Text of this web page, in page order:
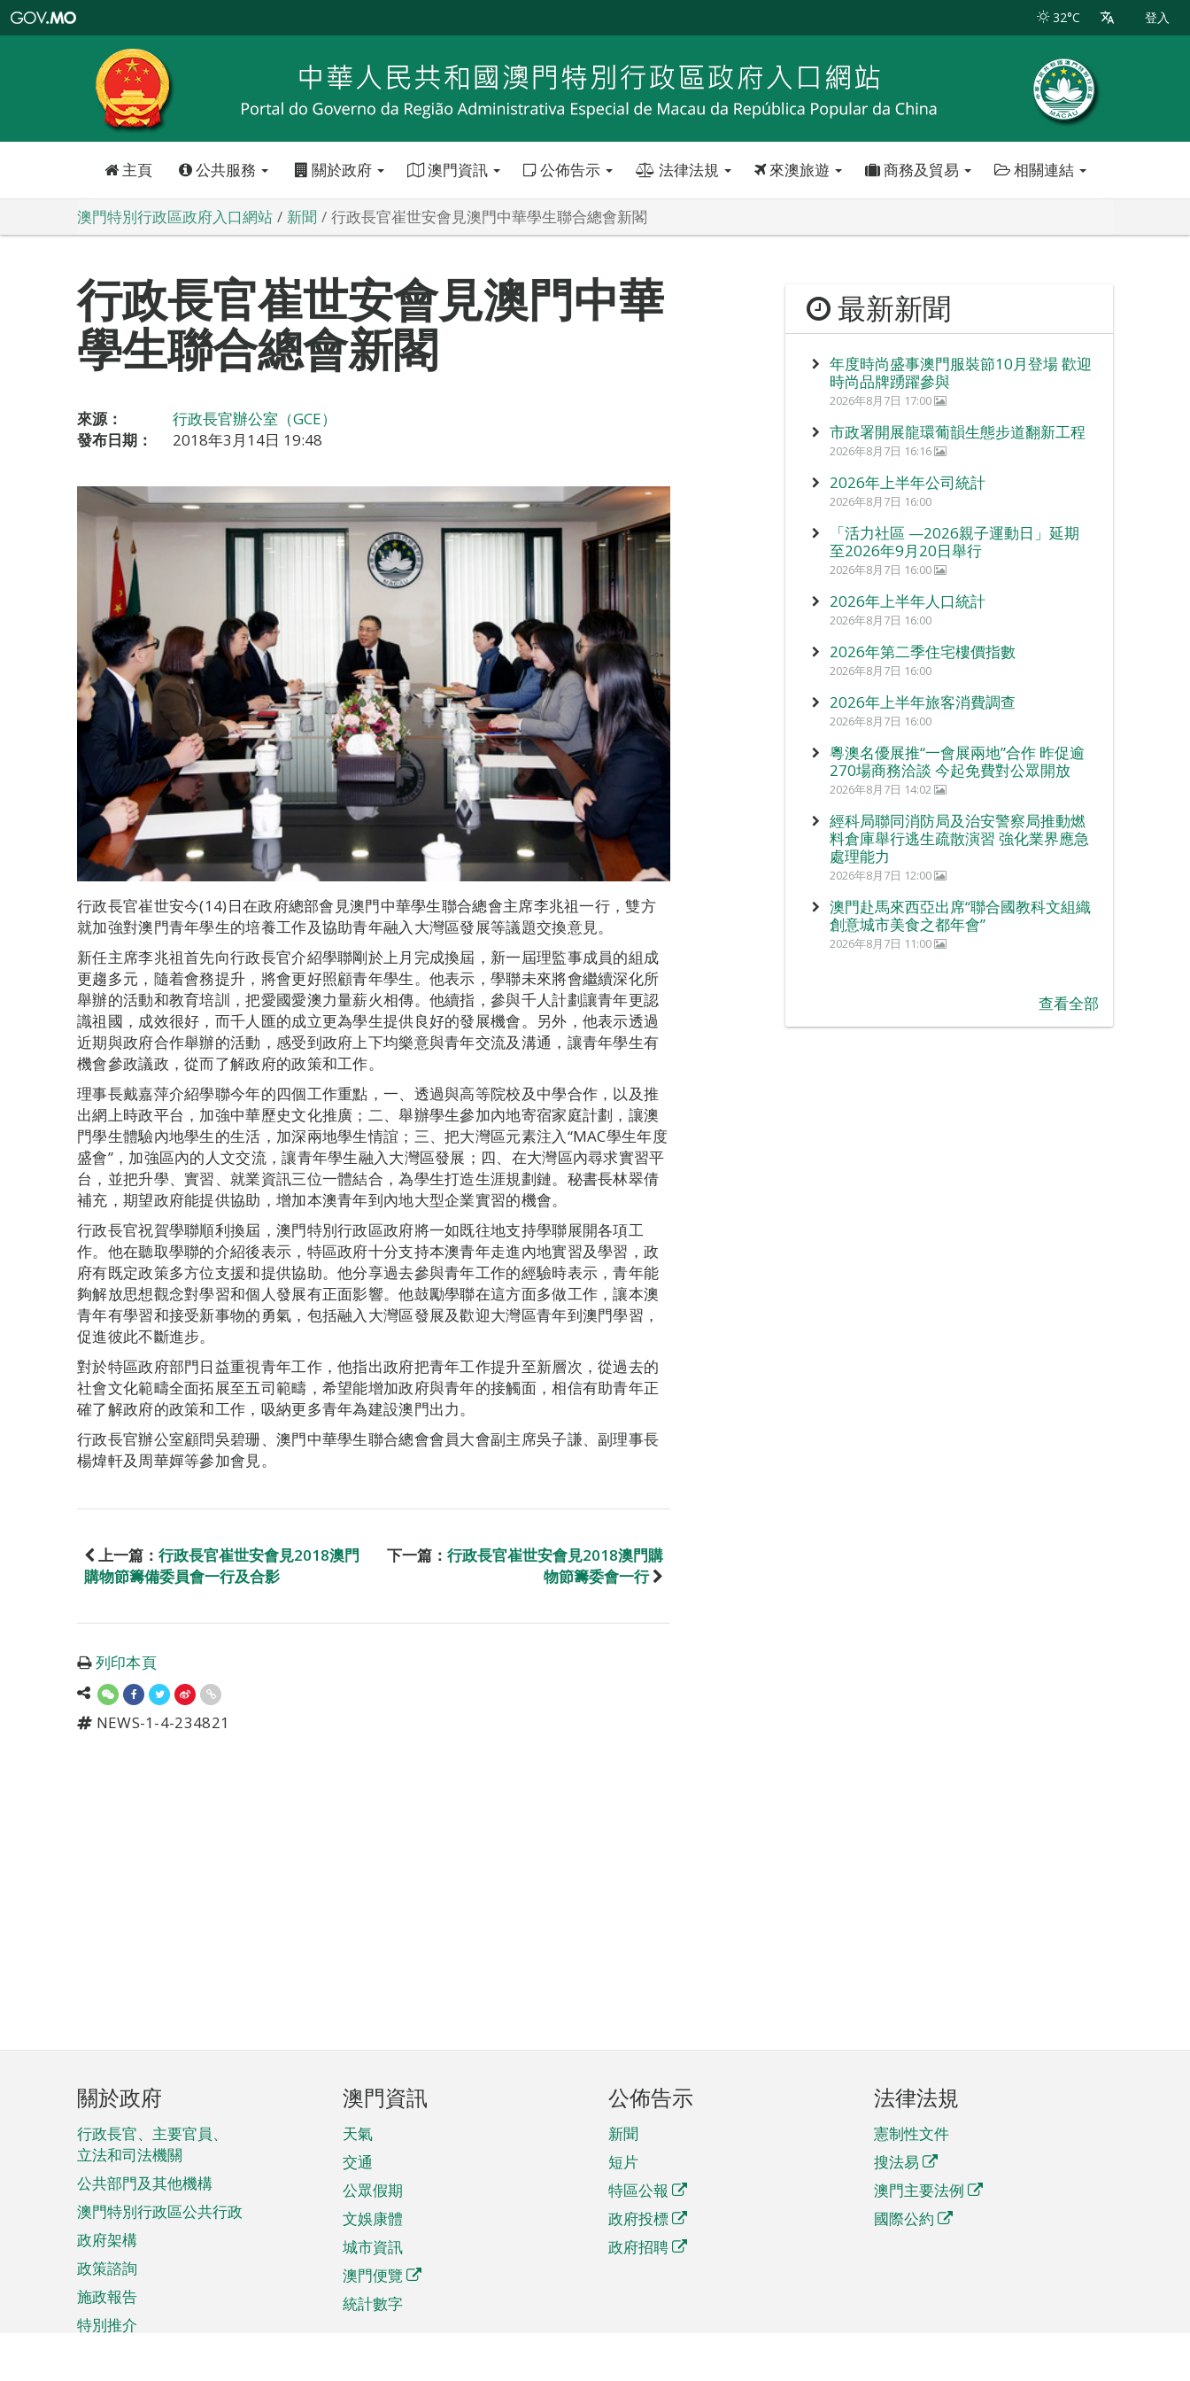
特
政
區
政
口
32°C 登入
主頁 公共服務 關於政府 澳門資訊 公佈告示 法律法規 來澳旅遊 商務及貿易 相關連結
澳門特別行政區政府入口網站 新聞 行政長官崔世安會見澳門中華學生聯合總會新閣
行政長官崔世安會見澳門中華
學生聯合總會新閣
來源：
行政長官辦公室（GCE）
發布日期：
2018年3月14日 19:48
行政長官崔世安今(14)日在政府總部會見澳門中華學生聯合總會主席李兆祖一行，雙方
就加強對澳門青年學生的培養工作及協助青年融入大灣區發展等議題交換意見。
新任主席李兆祖首先向行政長官介紹學聯剛於上月完成換屆，新一屆理監事成員的組成
更趨多元，隨着會務提升，將會更好照顧青年學生。他表示，學聯未來將會繼續深化所
舉辦的活動和教育培訓，把愛國愛澳力量薪火相傳。他續指，參與千人計劃讓青年更認
識祖國，成效很好，而千人匯的成立更為學生提供良好的發展機會。另外，他表示透過
近期與政府合作舉辦的活動，感受到政府上下均樂意與青年交流及溝通，讓青年學生有
機會參政議政，從而了解政府的政策和工作。
理事長戴嘉萍介紹學聯今年的四個工作重點，一、透過與高等院校及中學合作，以及推
出網上時政平台，加強中華歷史文化推廣；二、舉辦學生參加內地寄宿家庭計劃，讓澳
門學生體驗內地學生的生活，加深兩地學生情誼；三、把大灣區元素注入“MAC學生年度
盛會”，加強區內的人文交流，讓青年學生融入大灣區發展；四、在大灣區內尋求實習平
台，並把升學、實習、就業資訊三位一體結合，為學生打造生涯規劃鏈。秘書長林翠倩
補充，期望政府能提供協助，增加本澳青年到內地大型企業實習的機會。
行政長官祝賀學聯順利換屆，澳門特別行政區政府將一如既往地支持學聯展開各項工
作。他在聽取學聯的介紹後表示，特區政府十分支持本澳青年走進內地實習及學習，政
府有既定政策多方位支援和提供協助。他分享過去參與青年工作的經驗時表示，青年能
夠解放思想觀念對學習和個人發展有正面影響。他鼓勵學聯在這方面多做工作，讓本澳
青年有學習和接受新事物的勇氣，包括融入大灣區發展及歡迎大灣區青年到澳門學習，
促進彼此不斷進步。
對於特區政府部門日益重視青年工作，他指出政府把青年工作提升至新層次，從過去的
社會文化範疇全面拓展至五司範疇，希望能增加政府與青年的接觸面，相信有助青年正
確了解政府的政策和工作，吸納更多青年為建設澳門出力。
行政長官辦公室顧問吳碧珊、澳門中華學生聯合總會會員大會副主席吳子謙、副理事長
楊煒軒及周華嬋等參加會見。
上一篇： 行政長官崔世安會見2018澳門
購物節籌備委員會一行及合影
下一篇： 行政長官崔世安會見2018澳門購
物節籌委會一行
列印本頁
NEWS-1-4-234821
最新新聞
年度時尚盛事澳門服裝節10月登場 歡迎
時尚品牌踴躍參與
2026年8月7日 17:00
市政署開展龍環葡韻生態步道翻新工程
2026年8月7日 16:16
2026年上半年公司統計
2026年8月7日 16:00
「活力社區 —2026親子運動日」延期
至2026年9月20日舉行
2026年8月7日 16:00
2026年上半年人口統計
2026年8月7日 16:00
2026年第二季住宅樓價指數
2026年8月7日 16:00
2026年上半年旅客消費調查
2026年8月7日 16:00
粵澳名優展推“一會展兩地”合作 昨促逾
270場商務洽談 今起免費對公眾開放
2026年8月7日 14:02
經科局聯同消防局及治安警察局推動燃
料倉庫舉行逃生疏散演習 強化業界應急
處理能力
2026年8月7日 12:00
澳門赴馬來西亞出席“聯合國教科文組織
創意城市美食之都年會”
2026年8月7日 11:00
查看全部
頁
腳
菜
單
關於政府
行政長官、主要官員、
立法和司法機關
公共部門及其他機構
澳門特別行政區公共行政
政府架構
政策諮詢
施政報告
特別推介
澳門資訊
天氣
交通
公眾假期
文娛康體
城市資訊
澳門便覽
統計數字
公佈告示
新聞
短片
特區公報
政府投標
政府招聘
法律法規
憲制性文件
搜法易
澳門主要法例
國際公約